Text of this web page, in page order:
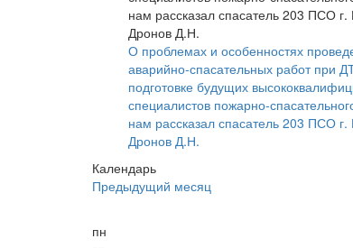
О проблемах и особенностях
аварийно-спасательных работ при
подготовке будущих
специалистов пожарно-
нам рассказал спасатель 203 ПСО
Дронов Д.Н.
Календарь
Предыдущий месяц
пн